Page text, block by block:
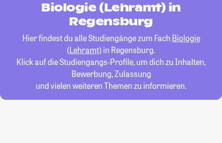
Biologie (Lehramt) in
Regensburg
Hier findest du alle Studiengänge zum Fach Biologie
(Lehramt) in Regensburg.
Klick auf die Studiengangs-Profile, um dich zu Inhalten,
Bewerbung, Zulassung
und vielen weiteren Themen zu informieren.